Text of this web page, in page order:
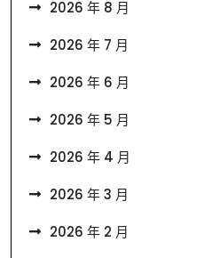
2026 年 8 月
2026 年 7 月
2026 年 6 月
2026 年 5 月
2026 年 4 月
2026 年 3 月
2026 年 2 月